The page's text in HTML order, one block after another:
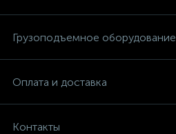
Грузоподъемное оборудование
Оплата и доставка
Контакты